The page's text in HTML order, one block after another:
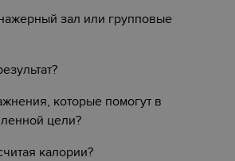
зал или групповые
которые помогут в
цели?
калории?